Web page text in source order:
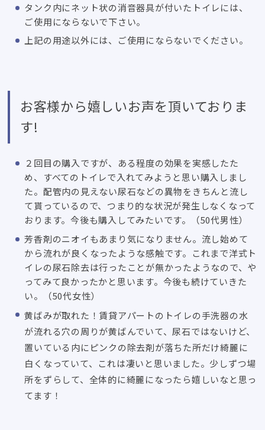
タンク内にネット状の消音器具が付いたトイレには、
ご使用にならないで下さい。
上記の用途以外には、ご使用にならないでください。
お客様から嬉しいお声を頂いておりま
す!
２回目の購入ですが、ある程度の効果を実感したた
め、すべてのトイレで入れてみようと思い購入しまし
た。配管内の見えない尿石などの異物をきちんと流し
て貰っているので、つまり的な状況が発生しなくなって
おります。今後も購入してみたいです。（50代男性）
芳香剤のニオイもあまり気になりません。流し始めて
から流れが良くなったような感触です。これまで洋式ト
イレの尿石除去は行ったことが無かったようなので、や
ってみて良かったかと思います。今後も続けていきた
い。（50代女性）
黄ばみが取れた！賃貸アパートのトイレの手洗器の水
が流れる穴の周りが黄ばんでいて、尿石ではないけど、
置いている内にピンクの除去剤が落ちた所だけ綺麗に
白くなっていて、これは凄いと思いました。少しずつ場
所をずらして、全体的に綺麗になったら嬉しいなと思っ
てます！